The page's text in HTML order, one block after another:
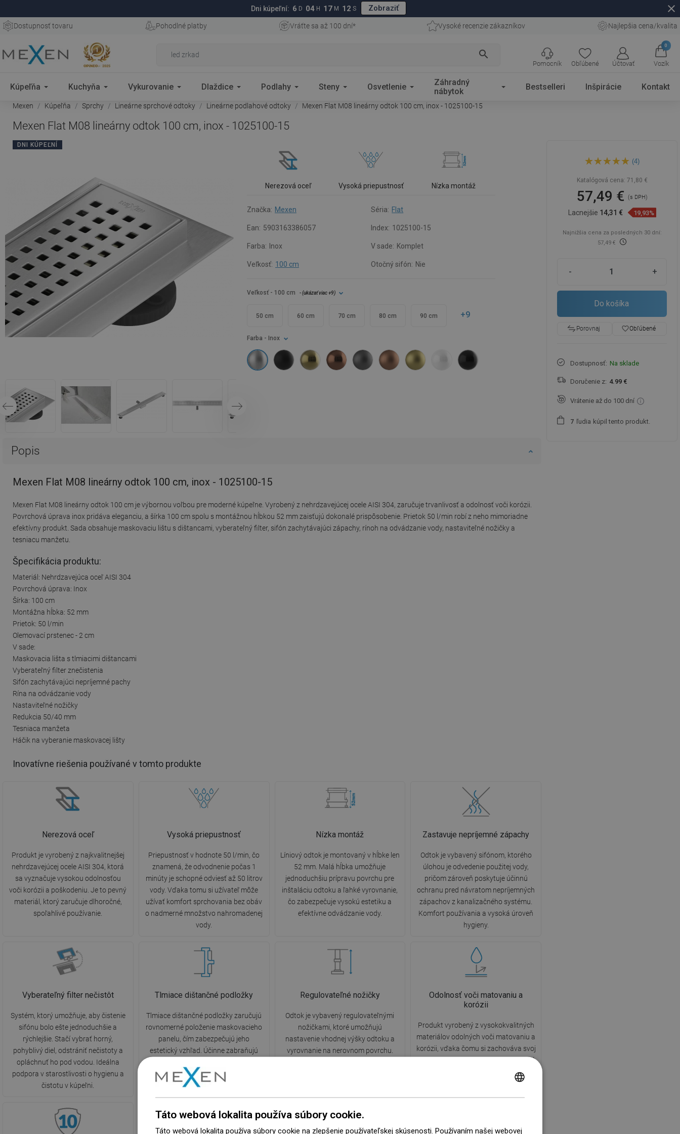
Dni kúpeľní: 6 D 04 H 17 M 11 S Zobraziť close
Dostupnosť tovaru Pohodlné platby Vráťte sa až 100 dní* Vysoké recenzie zákazníkov Najlepšia cena/kvalita
search
Obľúbené Účtovať
0
Vozík
Pomocník
Kúpeľňa Kuchyňa Vykurovanie Dlaždice Podlahy Steny Osvetlenie
Záhradný
nábytok
Bestselleri Inšpirácie Kontakt
Mexen Kúpeľňa Sprchy Lineárne sprchové odtoky Lineárne podlahové odtoky Mexen Flat M08 lineárny odtok 100 cm, inox - 1025100-15
Mexen Flat M08 lineárny odtok 100 cm, inox - 1025100-15
DNI KÚPEĽNÍ
Nerezová oceľ Vysoká priepustnosť Nízka montáž
Značka: Mexen Séria: Flat
Ean: 5903163386057 Index: 1025100-15
Farba: Inox V sade: Komplet
Veľkosť: 100 cm Otočný sifón: Nie
Veľkosť- 100 cm - (ukázať viac+9)
50 cm 60 cm 70 cm 80 cm 90 cm +9
Farba - Inox
Popis
Mexen Flat M08 lineárny odtok 100 cm, inox - 1025100-15
Mexen Flat M08 lineárny odtok 100 cm je výbornou voľbou pre moderné kúpeľne. Vyrobený z nehrdzavejúcej ocele AISI 304, zaručuje trvanlivosť a odolnosť voči korózii.
Povrchová úprava inox pridáva eleganciu, a šírka 100 cm spolu s montážnou hĺbkou 52 mm zaisťujú dokonalé prispôsobenie. Prietok 50 l/min robí z neho mimoriadne
efektívny produkt. Sada obsahuje maskovaciu lištu s dištancami, vyberateľný filter, sifón zachytávajúci zápachy, rínoh na odvádzanie vody, nastaviteľné nožičky a
tesniacu manžetu.
Špecifikácia produktu:
Materiál: Nehrdzavejúca oceľ AISI 304
Povrchová úprava: Inox
Šírka: 100 cm
Montážna hĺbka: 52 mm
Prietok: 50 l/min
Olemovací prstenec - 2 cm
V sade:
Maskovacia lišta s tlmiacimi dištancami
Vyberateľný filter znečistenia
Sifón zachytávajúci nepríjemné pachy
Rína na odvádzanie vody
Nastaviteľné nožičky
Redukcia 50/40 mm
Tesniaca manžeta
Háčik na vyberanie maskovacej lišty
Inovatívne riešenia používané v tomto produkte
Nerezová oceľ
Produkt je vyrobený z najkvalitnejšej
nehrdzavejúcej ocele AISI 304, ktorá
sa vyznačuje vysokou odolnosťou
voči korózii a poškodeniu. Je to pevný
materiál, ktorý zaručuje dlhoročné,
spoľahlivé používanie.
Vysoká priepustnosť
Priepustnosť v hodnote 50 l/min, čo
znamená, že odvodnenie počas 1
minúty je schopné odviesť až 50 litrov
vody. Vďaka tomu si užívateľ môže
užívať komfort sprchovania bez obáv
o nadmerné množstvo nahromadenej
vody.
Nízka montáž
Líniový odtok je montovaný v hĺbke len
52 mm. Malá hĺbka umožňuje
jednoduchšiu prípravu povrchu pre
inštaláciu odtoku a ľahké vyrovnanie,
čo zabezpečuje vysokú estetiku a
efektívne odvádzanie vody.
Zastavuje nepríjemné zápachy
Odtok je vybavený sifónom, ktorého
úlohou je odvedenie použitej vody,
pričom zároveň poskytuje účinnú
ochranu pred návratom nepríjemných
zápachov z kanalizačného systému.
Komfort používania a vysoká úroveň
hygieny.
Vyberateľný filter nečistôt
Systém, ktorý umožňuje, aby čistenie
sifónu bolo ešte jednoduchšie a
rýchlejšie. Stačí vybrať horný,
pohyblivý diel, odstrániť nečistoty a
opláchnuť ho pod vodou. Ideálna
podpora v starostlivosti o hygienu a
čistotu v kúpeľni.
Tlmiace dištančné podložky
Tlmiace dištančné podložky zaručujú
rovnomerné položenie maskovacieho
panelu, čím zabezpečujú jeho
estetický vzhľad. Účinne zabraňujú
vznikajúci pri dopade vody priamo na
odtok.
Regulovateľné nožičky
Odtok je vybavený regulovateľnými
nožičkami, ktoré umožňujú
nastavenie vhodnej výšky odtoku a
vyrovnanie na nerovnom povrchu.
Odolnosť voči matovaniu a
korózii
Produkt vyrobený z vysokokvalitných
materiálov odolných voči matovaniu a
korózii, vďaka čomu si zachováva svoj
atraktívny vzhľad a funkčnosť po dlhú
dobu používania, nezávisle od úrovne
odtok 100 cm, inox -
(4)
Katalógová cena: 71,80 €
57,49 € (s DPH)
Lacnejšie 14,31 € 19,93%
Najnižšia cena za posledných 30 dní:
57,49 €
- +
Do košíka
Porovnaj favorite_borderObľúbené
Dostupnosť: Na sklade
Doručenie z: 4.99 €
Vrátenie až do 100 dní
7 ľudia kúpil tento produkt.
Táto webová lokalita používa súbory cookie.
Táto webová lokalita používa súbory cookie na zlepšenie používateľskej skúsenosti. Používaním našej webovej